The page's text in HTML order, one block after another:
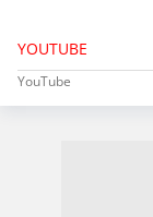
YOUTUBE
YouTube